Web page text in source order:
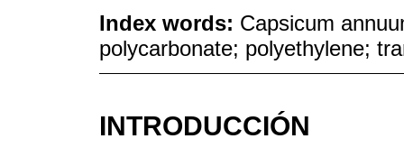
Index words: Capsicum
polycarbonate; polyethylene;
INTRODUCCIÓN